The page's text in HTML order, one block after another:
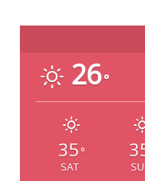
26°
35 °
SAT